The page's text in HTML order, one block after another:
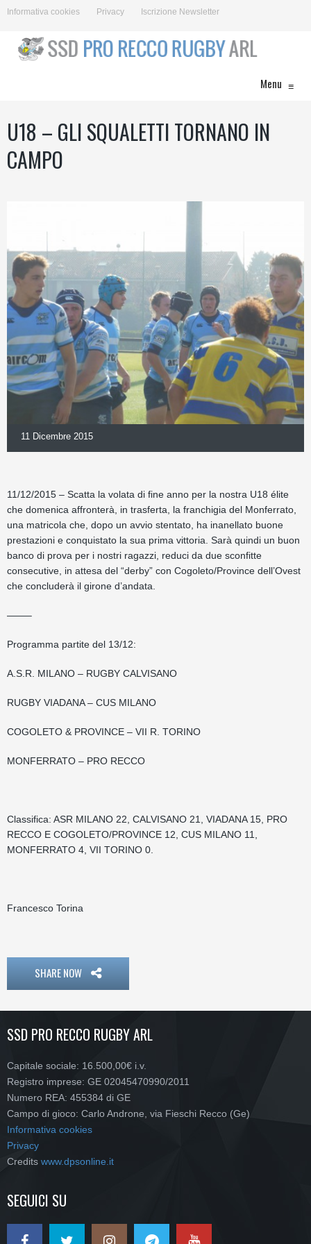
Informativa cookies Privacy Iscrizione Newsletter
Menu ≡
U18 – GLI SQUALETTI TORNANO IN
CAMPO
11 Dicembre 2015
11/12/2015 – Scatta la volata di fine anno per la nostra U18 élite
che domenica affronterà, in trasferta, la franchigia del Monferrato,
una matricola che, dopo un avvio stentato, ha inanellato buone
prestazioni e conquistato la sua prima vittoria. Sarà quindi un buon
banco di prova per i nostri ragazzi, reduci da due sconfitte
consecutive, in attesa del “derby” con Cogoleto/Province dell’Ovest
che concluderà il girone d’andata.
——–
Programma partite del 13/12:
A.S.R. MILANO – RUGBY CALVISANO
RUGBY VIADANA – CUS MILANO
COGOLETO & PROVINCE – VII R. TORINO
MONFERRATO – PRO RECCO
Classifica: ASR MILANO 22, CALVISANO 21, VIADANA 15, PRO
RECCO E COGOLETO/PROVINCE 12, CUS MILANO 11,
MONFERRATO 4, VII TORINO 0.
Francesco Torina
SHARE NOW
SSD PRO RECCO RUGBY ARL
Capitale sociale: 16.500,00€ i.v.
Registro imprese: GE 02045470990/2011
Numero REA: 455384 di GE
Campo di gioco: Carlo Androne, via Fieschi Recco (Ge)
Informativa cookies
Privacy
Credits www.dpsonline.it
SEGUICI SU